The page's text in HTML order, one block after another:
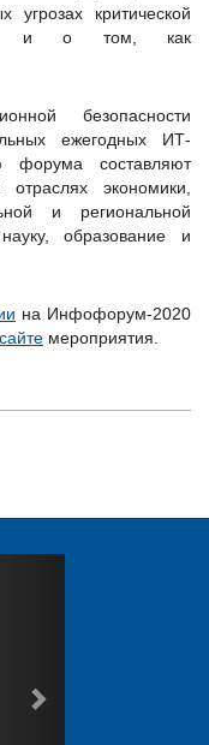
угрозах критической
и о том, как
безопасности
ежегодных ИТ-
форума составляют
экономики,
и региональной
образование и
на Инфофорум-2020
сайте мероприятия.